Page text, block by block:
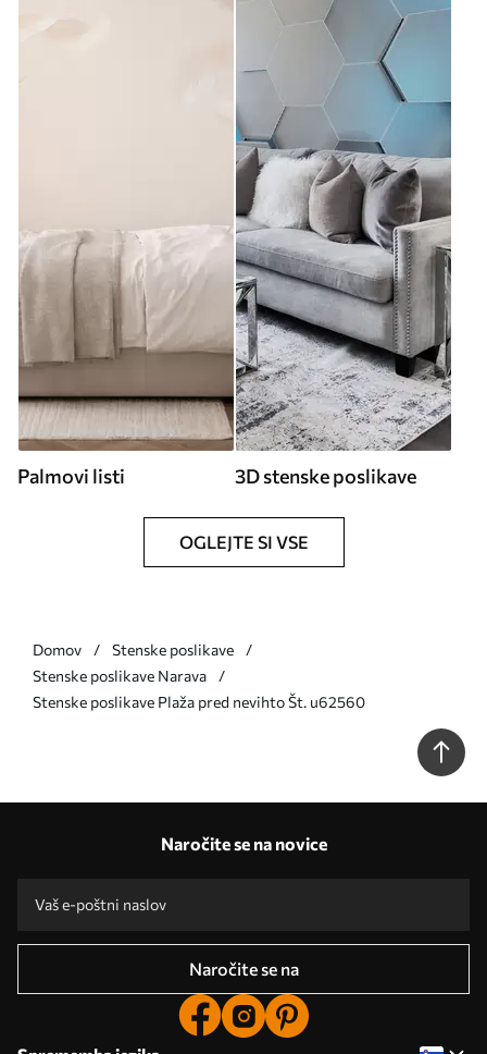
Palmovi listi 3D stenske poslikave
OGLEJTE SI VSE
Domov
Stenske poslikave
Stenske poslikave Narava
Stenske poslikave Plaža pred nevihto Št. u62560
Naročite se na novice
Naročite se na